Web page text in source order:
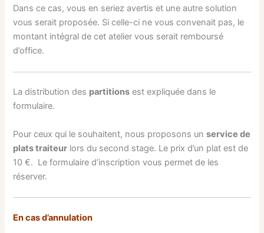
Dans ce cas, vous en seriez avertis et une autre solution
vous serait proposée. Si celle-ci ne vous convenait pas, le
montant intégral de cet atelier vous serait remboursé
d’office.
La distribution des partitions est expliquée dans le
formulaire.
Pour ceux qui le souhaitent, nous proposons unservice de
plats traiteur lors du second stage. Le prix d’un plat est de
10 €. Le formulaire d’inscription vous permet de les
réserver.
En cas d’annulation